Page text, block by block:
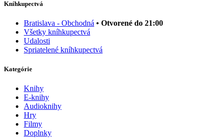
Kníhkupectvá
Bratislava - Obchodná • Otvorené do 21:00
Všetky kníhkupectvá
Udalosti
Spriatelené kníhkupectvá
Kategórie
Knihy
E-knihy
Audioknihy
Hry
Filmy
Doplnky